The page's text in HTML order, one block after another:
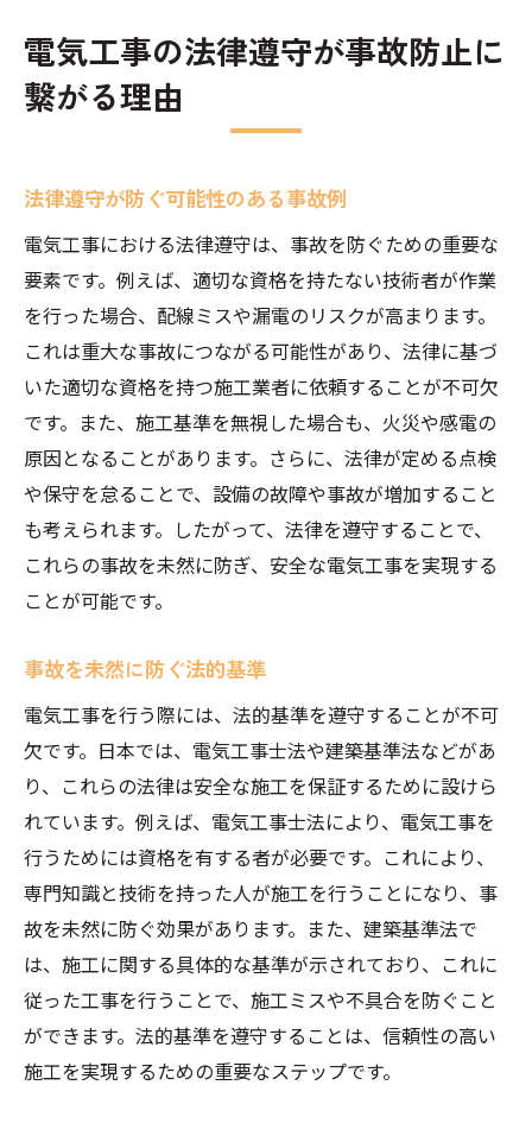
電気工事の法律遵守が事故防止に
繋がる理由
法律遵守が防ぐ可能性のある事故例
電気工事における法律遵守は、事故を防ぐための重要な
要素です。例えば、適切な資格を持たない技術者が作業
を行った場合、配線ミスや漏電のリスクが高まります。
これは重大な事故につながる可能性があり、法律に基づ
いた適切な資格を持つ施工業者に依頼することが不可欠
です。また、施工基準を無視した場合も、火災や感電の
原因となることがあります。さらに、法律が定める点検
や保守を怠ることで、設備の故障や事故が増加すること
も考えられます。したがって、法律を遵守することで、
これらの事故を未然に防ぎ、安全な電気工事を実現する
ことが可能です。
事故を未然に防ぐ法的基準
電気工事を行う際には、法的基準を遵守することが不可
欠です。日本では、電気工事士法や建築基準法などがあ
り、これらの法律は安全な施工を保証するために設けら
れています。例えば、電気工事士法により、電気工事を
行うためには資格を有する者が必要です。これにより、
専門知識と技術を持った人が施工を行うことになり、事
故を未然に防ぐ効果があります。また、建築基準法で
は、施工に関する具体的な基準が示されており、これに
従った工事を行うことで、施工ミスや不具合を防ぐこと
ができます。法的基準を遵守することは、信頼性の高い
施工を実現するための重要なステップです。